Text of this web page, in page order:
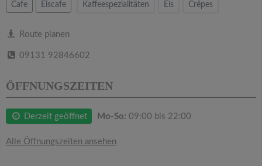
Cafe Eiscafe Kaffeespezialitäten Eis Crêpes
Route planen
09131 92846602
ÖFFNUNGSZEITEN
Derzeit geöffnet Mo-So: 09:00 bis 22:00
Alle Öffnungszeiten ansehen
v
a
t